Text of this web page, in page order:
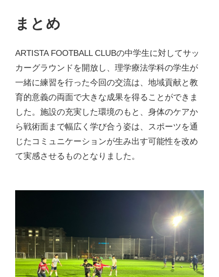
まとめ
ARTISTA FOOTBALL CLUBの中学生に対してサッ
カーグラウンドを開放し、理学療法学科の学生が
一緒に練習を行った今回の交流は、地域貢献と教
育的意義の両面で大きな成果を得ることができま
した。施設の充実した環境のもと、身体のケアか
ら戦術面まで幅広く学び合う姿は、スポーツを通
じたコミュニケーションが生み出す可能性を改め
て実感させるものとなりました。